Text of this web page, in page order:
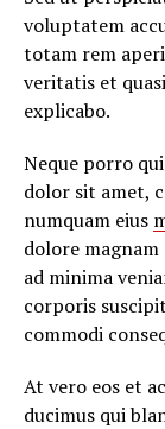
voluptatem
totam rem
veritatis et
explicabo.
Neque porro
dolor sit amet,
numquam eius
dolore
ad minima
corporis
commodi
At vero eos et
ducimus qui